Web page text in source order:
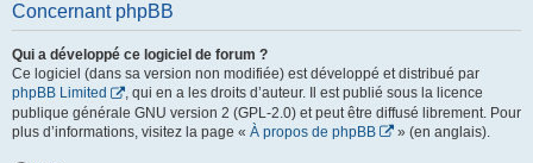
Concernant phpBB
Qui a développé ce logiciel de forum ?
Ce logiciel (dans sa version non modifiée) est développé et distribué par
phpBB Limited
, qui en a les droits d’auteur. Il est publié sous la licence
publique générale GNU version 2 (GPL-2.0) et peut être diffusé librement. Pour
plus d’informations, visitez la page « À propos de phpBB » (en anglais).